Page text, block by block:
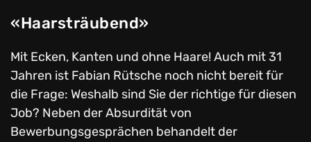
«Haarsträubend»
Mit Ecken, Kanten und ohne Haare! Auch mit 31
Jahren ist Fabian Rütsche noch nicht bereit für
die Frage: Weshalb sind Sie der richtige für diesen
Job? Neben der Absurdität von
Bewerbungsgesprächen behandelt der